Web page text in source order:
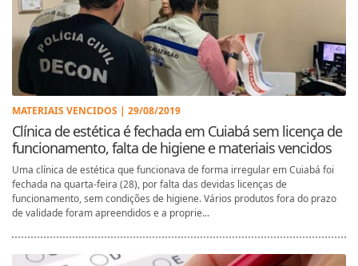
MATERIAIS VENCIDOS | 29/08/2019
Clínica de estética é fechada em Cuiabá sem licença de
funcionamento, falta de higiene e materiais vencidos
Uma clínica de estética que funcionava de forma irregular em Cuiabá foi
fechada na quarta-feira (28), por falta das devidas licenças de
funcionamento, sem condições de higiene. Vários produtos fora do prazo
de validade foram apreendidos e a proprie...